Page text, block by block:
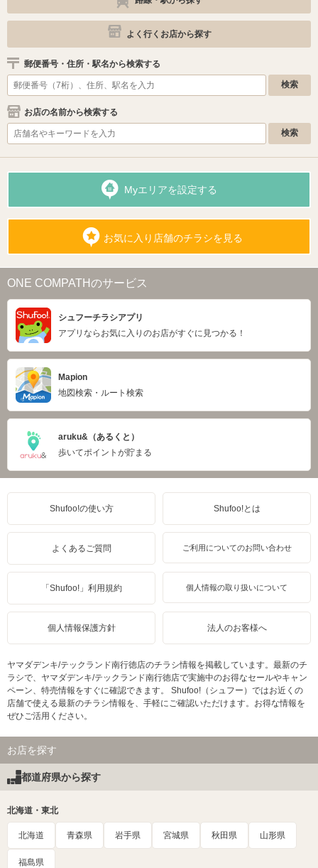
よく行くお店から探す
郵便番号・住所・駅名から検索する
お店の名前から検索する
Myエリアを設定する
お気に入り店舗のチラシを見る
ONE COMPATHのサービス
シュフーチラシアプリ
アプリならお気に入りのお店がすぐに見つかる！
Mapion
地図検索・ルート検索
aruku&（あるくと）
歩いてポイントが貯まる
Shufoo!の使い方 Shufoo!とは
よくあるご質問 ご利用についてのお問い合わせ
「Shufoo!」利用規約 個人情報の取り扱いについて
個人情報保護方針 法人のお客様へ
ヤマダデンキ/テックランド南行徳店のチラシ情報を掲載しています。最新のチ
ラシで、ヤマダデンキ/テックランド南行徳店で実施中のお得なセールやキャン
ペーン、特売情報をすぐに確認できます。 Shufoo!（シュフー）ではお近くの
店舗で使える最新のチラシ情報を、手軽にご確認いただけます。お得な情報を
ぜひご活用ください。
お店を探す
都道府県から探す
北海道・東北
北海道 青森県 岩手県 宮城県 秋田県 山形県
福島県